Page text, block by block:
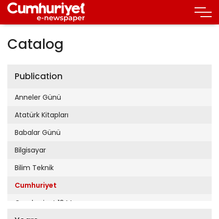
Catalog
Publication
Anneler Günü
Atatürk Kitapları
Babalar Günü
Bilgisayar
Bilim Teknik
Cumhuriyet
Cumhuriyet 19 Mayıs